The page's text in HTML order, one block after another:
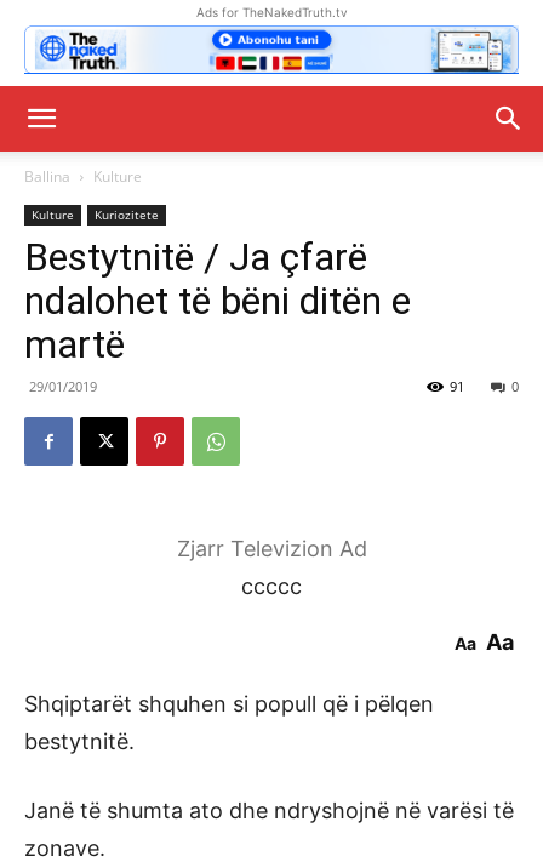
Ads for TheNakedTruth.tv
Ballina Kulture
Kulture Kuriozitete
Bestytnitë / Ja çfarë
ndalohet të bëni ditën e
martë
29/01/2019 0
91
Zjarr Televizion Ad
ccccc
Aa Aa
Shqiptarët shquhen si popull që i pëlqen
bestytnitë.
Janë të shumta ato dhe ndryshojnë në varësi të
zonave.